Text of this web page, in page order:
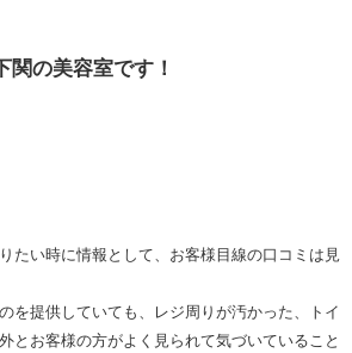
関の美容室です！
たい時に情報として、お客様目線の口コミは見
を提供していても、レジ周りが汚かった、トイ
とお客様の方がよく見られて気づいていること